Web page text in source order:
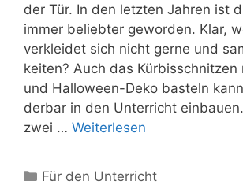
der Tür. In den letz­ten Jah­ren ist
immer belieb­ter gewor­den. Klar,
ver­klei­det sich nicht ger­ne und
kei­ten? Auch das Kür­biss­chnit­zen
und Hal­­lo­­ween-Deko bas­teln
der­bar in den Unter­richt
zwei … Wei­ter­le­sen
Kategorien
Für den Unterricht